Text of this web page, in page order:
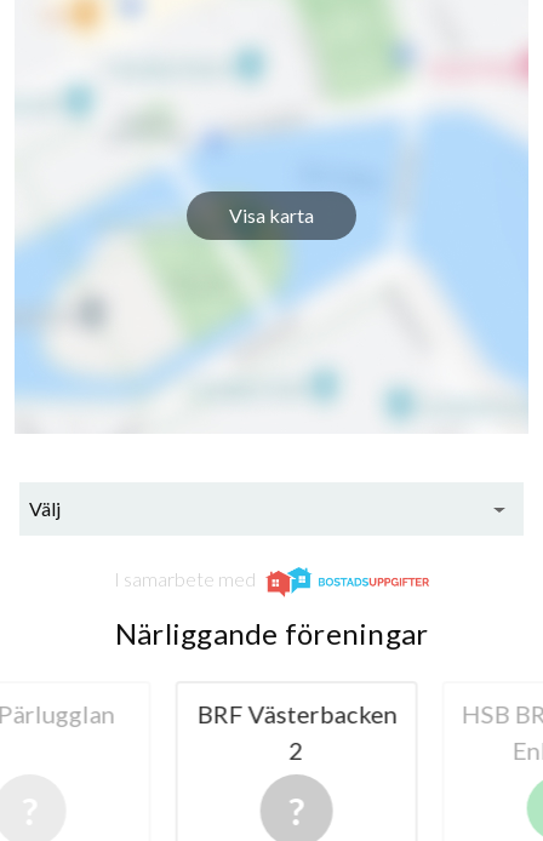
Visa karta
Välj
I samarbete med
Närliggande föreningar
BRF Västerbacken
HSB